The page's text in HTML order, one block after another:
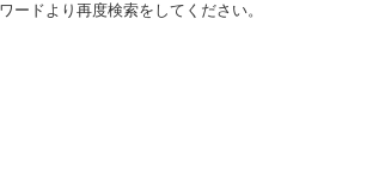
ードより再度検索をしてください。